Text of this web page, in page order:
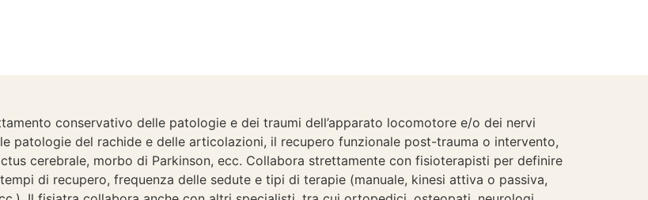
conservativo delle patologie e dei traumi dell’apparato locomotore e/o dei nervi
patologie del rachide e delle articolazioni, il recupero funzionale post-trauma o intervento,
cerebrale, morbo di Parkinson, ecc. Collabora strettamente con fisioterapisti per definire
di recupero, frequenza delle sedute e tipi di terapie (manuale, kinesi attiva o passiva,